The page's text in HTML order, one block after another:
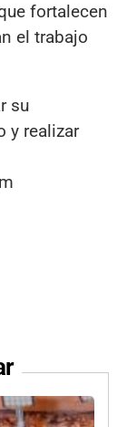
fortalecen
el trabajo
su
y realizar